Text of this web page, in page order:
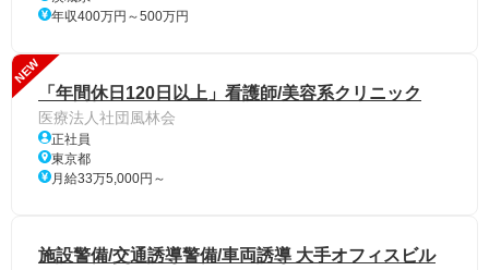
年収400万円～500万円
NEW
「年間休日120日以上」看護師/美容系クリニック
医療法人社団風林会
正社員
東京都
月給33万5,000円～
施設警備/交通誘導警備/車両誘導 大手オフィスビル